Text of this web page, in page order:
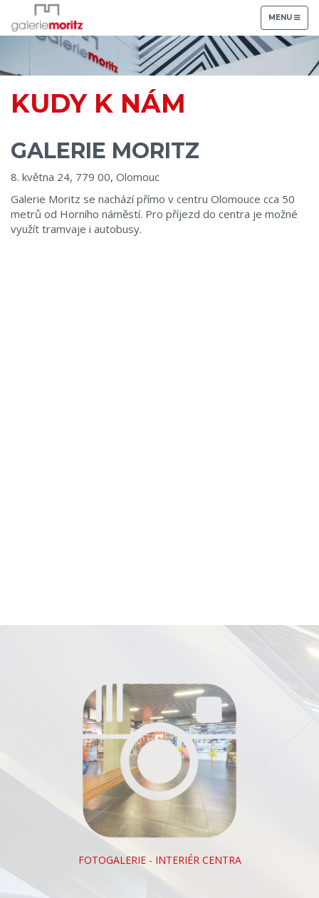
TOGGLE
NAVIGATION
MENU
KUDY K NÁM
GALERIE MORITZ
8. května 24, 779 00, Olomouc
Galerie Moritz se nachází přímo v centru Olomouce cca 50
metrů od Horního náměstí. Pro příjezd do centra je možné
využít tramvaje i autobusy.
FOTOGALERIE - INTERIÉR CENTRA